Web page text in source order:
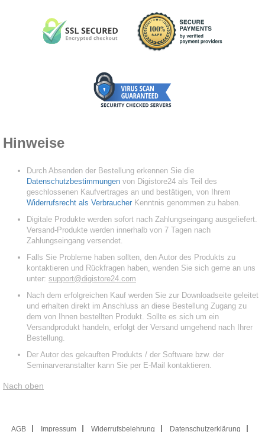
Hinweise
Durch Absenden der Bestellung erkennen Sie die
Datenschutzbestimmungen von Digistore24 als Teil des
geschlossenen Kaufvertrages an und bestätigen, von Ihrem
Widerrufsrecht als Verbraucher Kenntnis genommen zu haben.
Digitale Produkte werden sofort nach Zahlungseingang ausgeliefert.
Versand-Produkte werden innerhalb von 7 Tagen nach
Zahlungseingang versendet.
Falls Sie Probleme haben sollten, den Autor des Produkts zu
kontaktieren und Rückfragen haben, wenden Sie sich gerne an uns
unter: support@digistore24.com
Nach dem erfolgreichen Kauf werden Sie zur Downloadseite geleitet
und erhalten direkt im Anschluss an diese Bestellung Zugang zu
dem von Ihnen bestellten Produkt. Sollte es sich um ein
Versandprodukt handeln, erfolgt der Versand umgehend nach Ihrer
Bestellung.
Der Autor des gekauften Produkts / der Software bzw. der
Seminarveranstalter kann Sie per E-Mail kontaktieren.
Nach oben
AGB Impressum Widerrufsbelehrung Datenschutzerklärung